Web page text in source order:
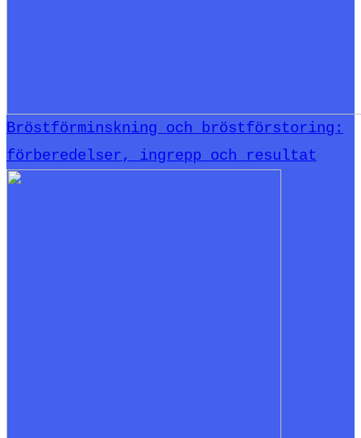
Bröstförminskning och bröstförstoring:
förberedelser, ingrepp och resultat